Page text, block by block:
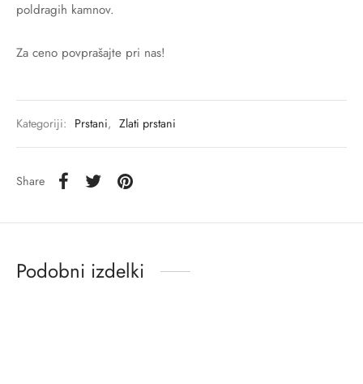
poldragih kamnov.
Za ceno povprašajte pri nas!
Kategoriji: Prstani, Zlati prstani
Share
Podobni izdelki